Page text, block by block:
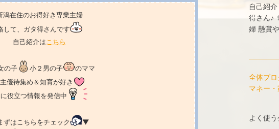
潟在住のお得好き専業主婦
して、ガタ得さんです
自己紹介は こちら
の子 小２男の子
のママ
優待集め＆知育が好き
役立つ情報を発信中
はこちらをチェック
▼
自己紹介
得さん♪
婦 懸賞
全体ブ
マネー
よく使